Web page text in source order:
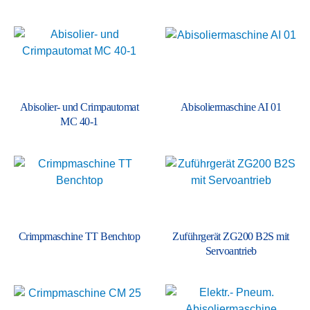
Abisolier- und Crimp­automat
MC 40-1
Abisolier­maschine AI 01
Crimp­maschine TT Benchtop
Zuführ­gerät ZG200 B2S mit
Servo­antrieb